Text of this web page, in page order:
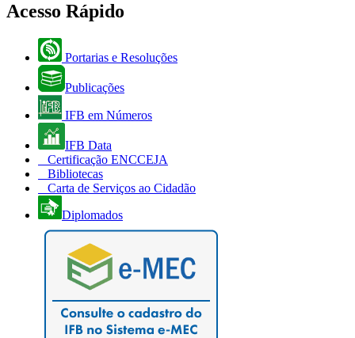
Acesso Rápido
Portarias e Resoluções
Publicações
IFB em Números
IFB Data
Certificação ENCCEJA
Bibliotecas
Carta de Serviços ao Cidadão
Diplomados